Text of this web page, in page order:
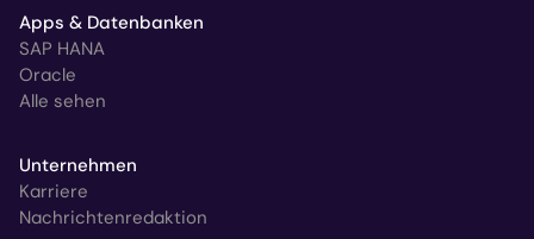
Apps & Datenbanken
SAP HANA
Oracle
Alle sehen
Unternehmen
Karriere
Nachrichtenredaktion